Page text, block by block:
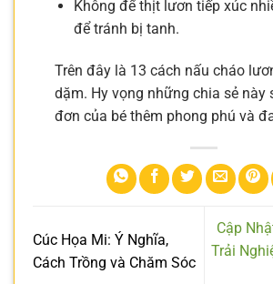
Không để thịt lươn tiếp xúc
để tránh bị tanh.
Trên đây là 13 cách nấu cháo
dặm. Hy vọng những chia sẻ này
đơn của bé thêm phong phú và
Cúc Họa Mi: Ý Nghĩa,
Cách Trồng và Chăm Sóc
Cập
Trải